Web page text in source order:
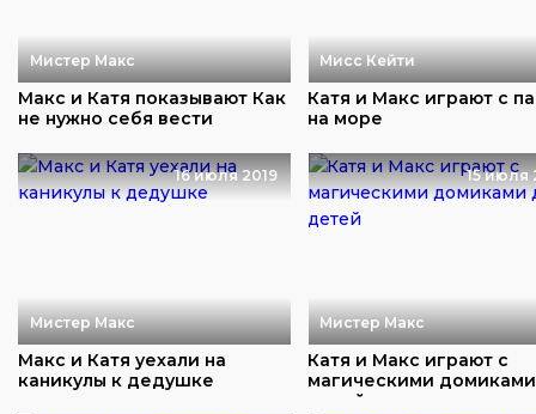
Мистер Макс
Макс и Катя показывают Как
не нужно себя вести
Мисс Кейти
Катя и Макс играют с
на море
16 июля 2019
Мистер Макс
Макс и Катя уехали на
каникулы к дедушке
15 июля
Мистер Макс
Катя и Макс играют с
магическими
детей